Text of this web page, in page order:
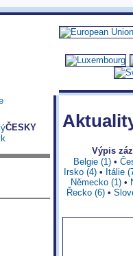
ČESKY
Výpis
Belgie (1)•
Irsko (4)• Itálie
Německo (1)•
Řecko (6) •